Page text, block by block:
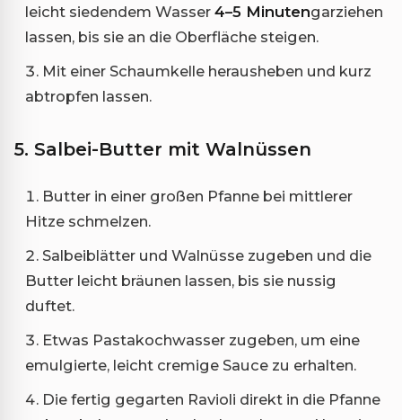
leicht siedendem Wasser 4–5 Minutengarziehen
lassen, bis sie an die Oberfläche steigen.
Mit einer Schaumkelle herausheben und kurz
abtropfen lassen.
5. Salbei-Butter mit Walnüssen
Butter in einer großen Pfanne bei mittlerer
Hitze schmelzen.
Salbeiblätter und Walnüsse zugeben und die
Butter leicht bräunen lassen, bis sie nussig
duftet.
Etwas Pastakochwasser zugeben, um eine
emulgierte, leicht cremige Sauce zu erhalten.
Die fertig gegarten Ravioli direkt in die Pfanne